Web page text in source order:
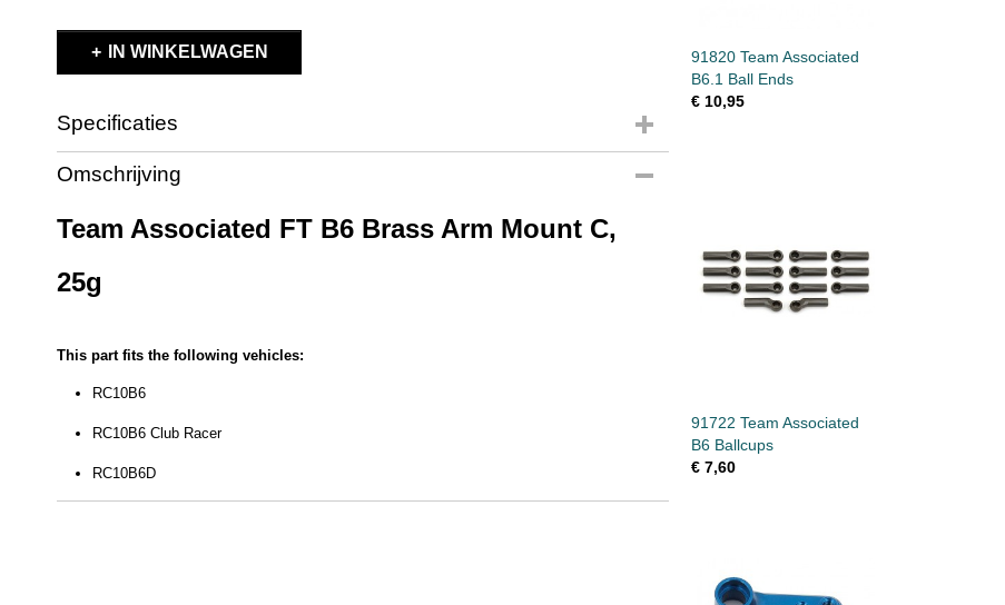
IN WINKELWAGEN
Specificaties
Productcode
EAN code
Omschrijving
Team Associated FT B6 Brass Arm Mount C,
25g
This part fits the following vehicles:
RC10B6
RC10B6 Club Racer
RC10B6D
91820 Team Associated
B6.1 Ball Ends
€ 10,95
91722 Team Associated
B6 Ballcups
€ 7,60